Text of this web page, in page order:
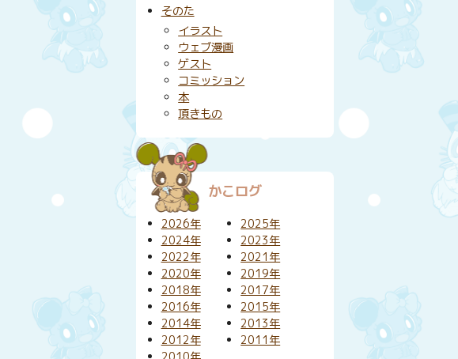
そのた
イラスト
ウェブ漫画
ゲスト
コミッション
本
頂きもの
かこログ
2026年
2025年
2024年
2023年
2022年
2021年
2020年
2019年
2018年
2017年
2016年
2015年
2014年
2013年
2012年
2011年